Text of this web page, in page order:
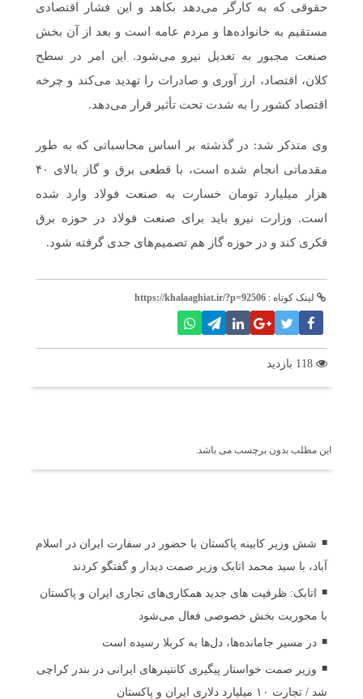
حقوقی که به کارگر می‌دهد بکاهد و این فشار اقتصادی
مستقیم به خانواده‌ها و مردم عامه است و بعد از آن بخش
صنعت مجبور به تعدیل نیرو می‌شود. این امر در سطح
کلان، اقتصاد، ارز آوری و صادرات را تهدید می‌کند و چرخه
اقتصاد کشور را به شدت تحت تأثیر قرار می‌دهد.
وی متذکر شد: در گذشته بر اساس محاسباتی که به طور
مقدماتی انجام شده است، با قطعی برق و گاز بالای ۴۰
هزار میلیارد تومان خسارت به صنعت فولاد وارد شده
است. وزارت نیرو باید برای صنعت فولاد در حوزه برق
فکری کند و در حوزه گاز هم تصمیم‌های جدی گرفته شود.
لینک کوتاه : https://khalaaghiat.ir/?p=92506
این مطلب بدون برچسب می باشد.
شش وزیر کابینه پاکستان با حضور در سفارت ایران در اسلام
آباد، با سید محمد اتابک وزیر صمت دیدار و گفتگو کردند
اتابک: ظرفیت های جدید همکاری‌های تجاری ایران و پاکستان
با محوریت بخش خصوصی فعال می‌شود
در مسیر جا‌مانده‌ها، دل‌ها به کربلا رسیده است
وزیر صمت خواستار پیگیری کانتینرهای ایرانی در بندر کراچی
شد / تجارت ۱۰ میلیارد دلاری ایران و پاکستان